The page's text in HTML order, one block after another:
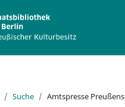
Suche Amtspresse Preußens